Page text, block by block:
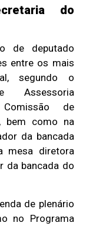
do
de deputado
entre os mais
segundo o
Assessoria
de
bem como na
da bancada
mesa diretora
da bancada do
de plenário
no Programa